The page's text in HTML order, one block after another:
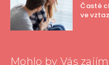
Časté
ve
Mohlo by Vás